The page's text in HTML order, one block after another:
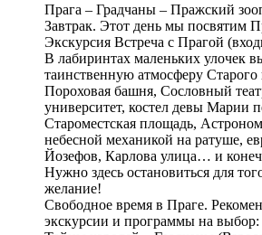
Прага – Градчаны – Пражский
Завтрак. Этот день мы посвятим
Экскурсия Встреча с Прагой
В лабиринтах маленьких улочек
таинственную атмосферу Старого
Пороховая башня, Сословный
университет, костел девы Марии
Староместская площадь,
небесной механикой на ратуше,
Йозефов, Карлова улица… и
Нужно здесь остановиться для
желание!
Свободное время в Праге.
экскурсии и программы на выбор: